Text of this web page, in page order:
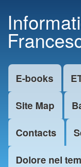
Main menu
E-books
Site Map
Contacts
Dolore nel